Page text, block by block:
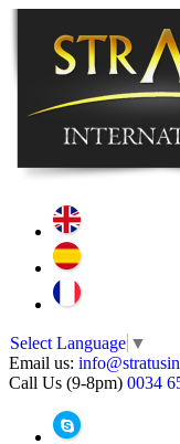
Select Language ▼
Email us:
Call Us (9-8pm) 0034